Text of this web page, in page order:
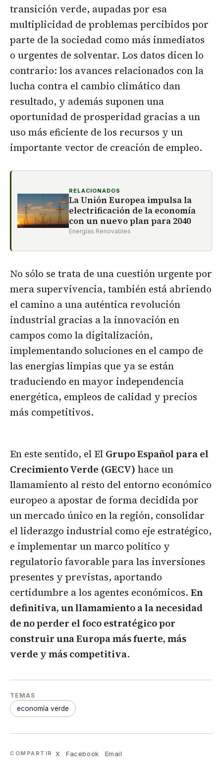
transición verde, aupadas por esa
multiplicidad de problemas percibidos por
parte de la sociedad como más inmediatos
o urgentes de solventar. Los datos dicen lo
contrario: los avances relacionados con la
lucha contra el cambio climático dan
resultado, y además suponen una
oportunidad de prosperidad gracias a un
uso más eficiente de los recursos y un
importante vector de creación de empleo.
RELACIONADOS
La Unión Europea impulsa la
electrificación de la economía
con un nuevo plan para 2040
Energías Renovables
No sólo se trata de una cuestión urgente por
mera supervivencia, también está abriendo
el camino a una auténtica revolución
industrial gracias a la innovación en
campos como la digitalización,
implementando soluciones en el campo de
las energías limpias que ya se están
traduciendo en mayor independencia
energética, empleos de calidad y precios
más competitivos.
En este sentido, el El Grupo Español para el
Crecimiento Verde (GECV) hace un
llamamiento al resto del entorno económico
europeo a apostar de forma decidida por
un mercado único en la región, consolidar
el liderazgo industrial como eje estratégico,
e implementar un marco político y
regulatorio favorable para las inversiones
presentes y previstas, aportando
certidumbre a los agentes económicos. En
definitiva, un llamamiento a la necesidad
de no perder el foco estratégico por
construir una Europa más fuerte, más
verde y más competitiva.
TEMAS
economía verde
COMPARTIR X Facebook Email